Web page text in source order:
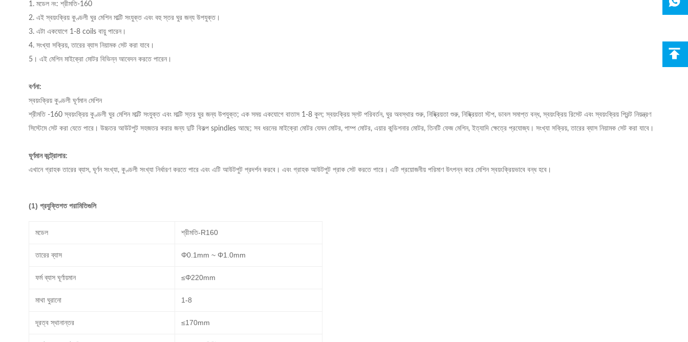
1. মডেল নং: শ্রীমতি-160
2. এই স্বয়ংক্রিয় কুণ্ডলী ঘুর মেশিন মাল্টি সংযুক্ত এবং বহু স্তর ঘুর জন্য উপযুক্ত।
3. এটা একযোগে 1-8 coils বায়ু পারেন।
4. সংখ্যা সক্রিয়, তারের ব্যাস নিয়ামক সেট করা যাবে।
5। এই মেশিন মাইক্রো মোটর বিভিন্ন আবেদন করতে পারেন।
বর্ণনা:
স্বয়ংক্রিয় কুণ্ডলী ঘূর্ণমান মেশিন
শ্রীমতি -160 স্বয়ংক্রিয় কুণ্ডলী ঘুর মেশিন মাল্টি সংযুক্ত এবং মাল্টি স্তর ঘুর জন্য উপযুক্ত; এক সময় একযোগে বাতাস 1-8 কুল; স্বয়ংক্রিয় স্লট পরিবর্তন, ঘুর অবস্থার শুরু, নিষ্ক্রিয়তা শুরু, নিষ্ক্রিয়তা স্টপ, ডাবল সমাপ্ত বন্ধ, স্বয়ংক্রিয় রিসেট এবং স্বয়ংক্রিয় প্রিন্ট নিয়ন্ত্রণ
সিস্টেমে সেট করা যেতে পারে। উচ্চতর আউটপুট সহজতর করার জন্য দুটি বিকল্প spindles আছে; সব ধরনের মাইক্রো মোটর যেমন মোটর, পাম্প মোটর, এয়ার কন্ডিশনার মোটর, তিনটি ফেজ মেশিন, ইত্যাদি ক্ষেত্রে প্রযোজ্য। সংখ্যা সক্রিয়, তারের ব্যাস নিয়ামক সেট করা যাবে।
ঘূর্ণমান কন্ট্রোলার:
এখানে গ্রাহক তারের ব্যাস, ঘূর্ণন সংখ্যা, কুণ্ডলী সংখ্যা নির্ধারণ করতে পারে এবং এটি আউটপুট প্রদর্শন করবে। এবং গ্রাহক আউটপুট প্রাক সেট করতে পারে। এটি প্রয়োজনীয় পরিমাণ উৎপন্ন করে মেশিন স্বয়ংক্রিয়ভাবে বন্ধ হবে।
(1) প্রযুক্তিগত পরামিতিগুলি
মডেল শ্রীমতি-R160
তারের ব্যাস Φ0.1mm ~ Φ1.0mm
ফর্ম ব্যাস ঘূর্ণায়মান ≤Φ220mm
মাথা ঘুরানো 1-8
দূরত্ব স্থানান্তর ≤170mm